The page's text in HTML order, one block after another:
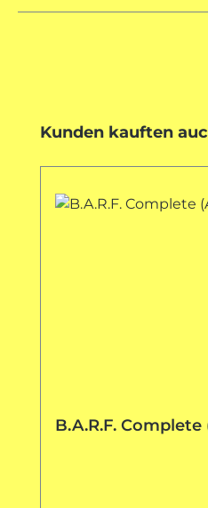
Produktgalerie
Kunden kauften